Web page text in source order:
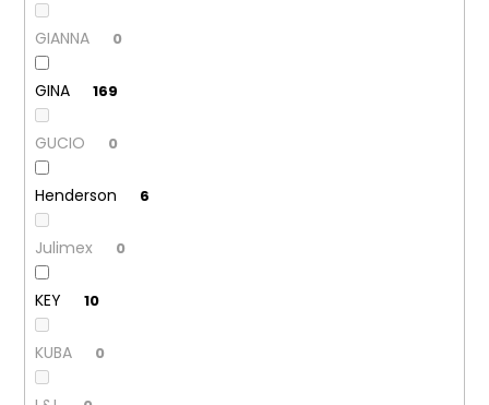
GIANNA 0
GINA 169
GUCIO 0
Henderson 6
Julimex 0
KEY 10
KUBA 0